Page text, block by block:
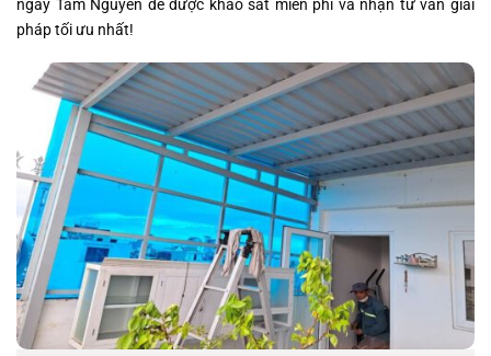
ngay Tâm Nguyên để được khảo sát miễn phí và nhận tư vấn giải
pháp tối ưu nhất!